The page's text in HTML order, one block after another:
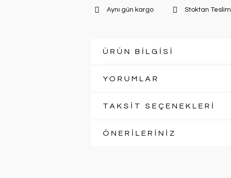
Aynı gün kargo Stoktan Teslim
ÜRÜN BİLGİSİ
YORUMLAR
TAKSİT SEÇENEKLERİ
ÖNERİLERİNİZ